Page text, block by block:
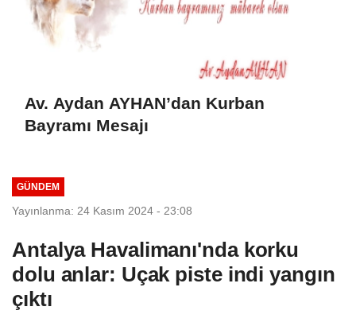
Av. Aydan AYHAN’dan Kurban
Bayramı Mesajı
GÜNDEM
Yayınlanma: 24 Kasım 2024 - 23:08
Antalya Havalimanı'nda korku
dolu anlar: Uçak piste indi yangın
çıktı